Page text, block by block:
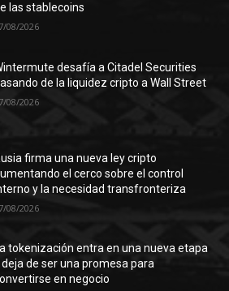
las stablecoins
08/2026
desafía a Citadel Securities
de la liquidez cripto a Wall Street
08/2026
firma una nueva ley cripto
el cerco sobre el control
y la necesidad transfronteriza
08/2026
tokenización entra en una nueva etapa
deja de ser una promesa para
en negocio